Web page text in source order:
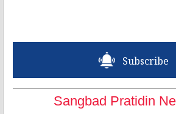
Subscribe
Sangbad Pratidin